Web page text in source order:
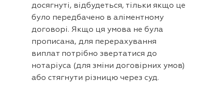
досягнуті, відбудеться, тільки якщо це
було передбачено в аліментному
договорі. Якщо ця умова не була
прописана, для перерахування
виплат потрібно звертатися до
нотаріуса (для зміни договірних умов)
або стягнути різницю через суд.